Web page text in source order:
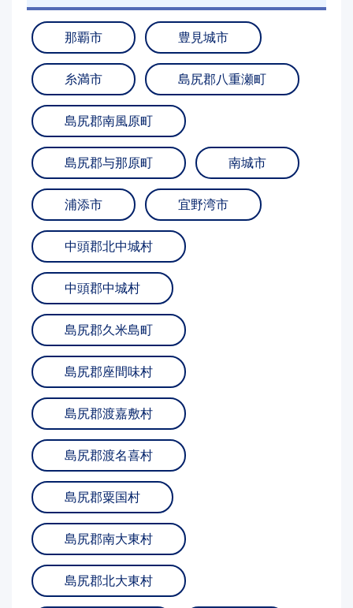
那覇市 豊見城市
糸満市 島尻郡八重瀬町
島尻郡南風原町
島尻郡与那原町 南城市
浦添市 宜野湾市
中頭郡北中城村
中頭郡中城村
島尻郡久米島町
島尻郡座間味村
島尻郡渡嘉敷村
島尻郡渡名喜村
島尻郡粟国村
島尻郡南大東村
島尻郡北大東村